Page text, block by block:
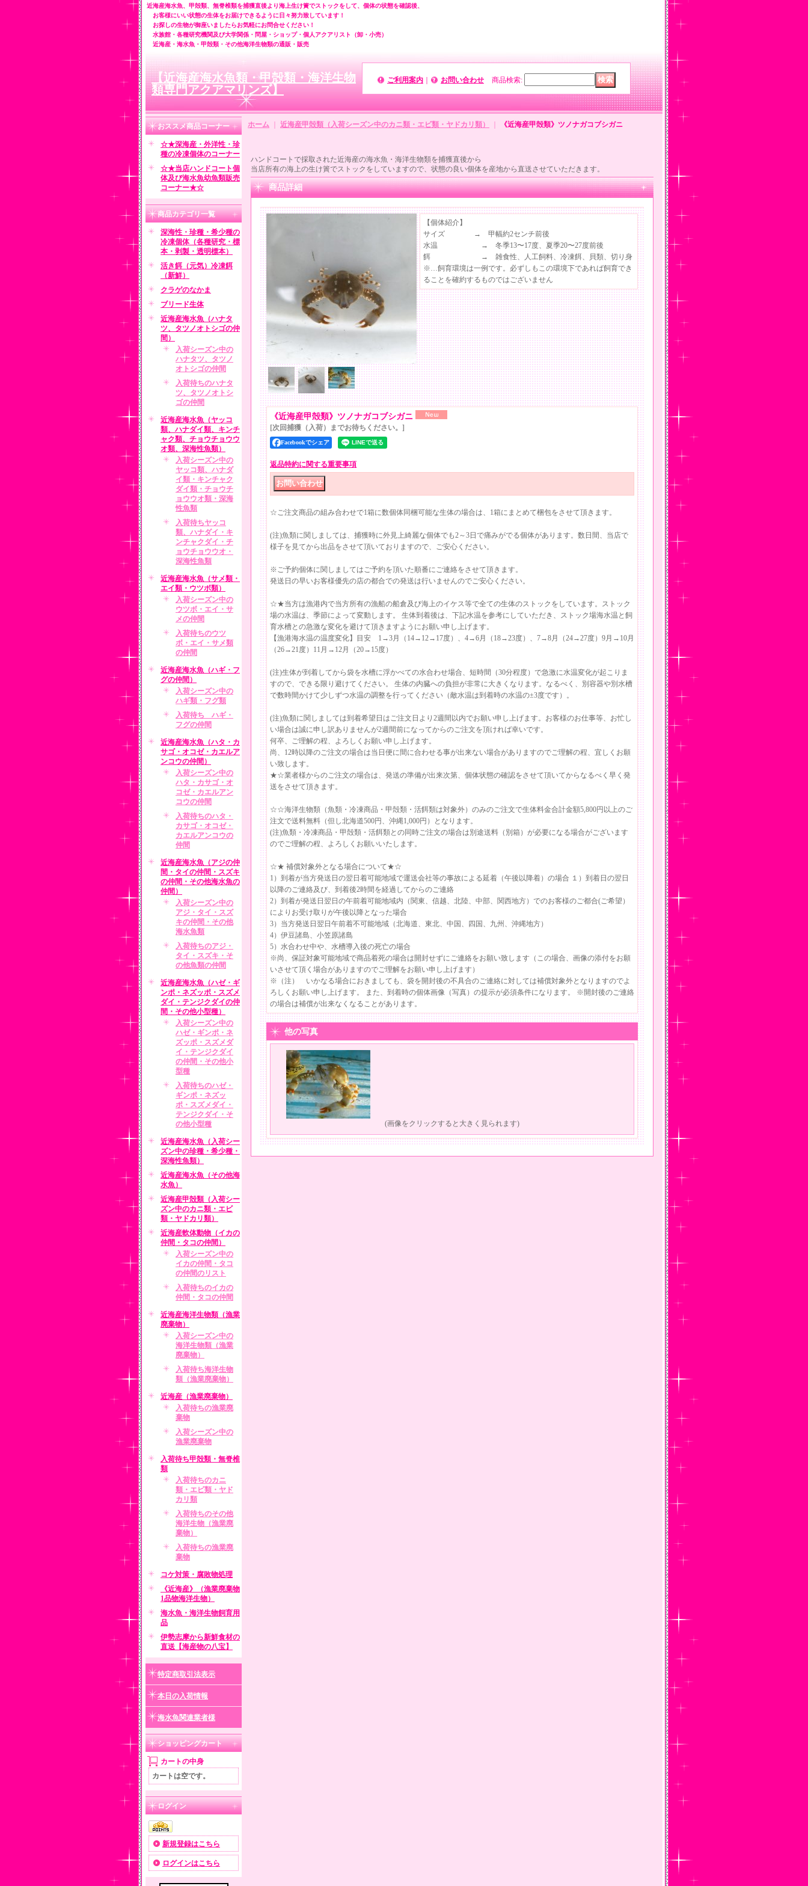
近海産海水魚、甲殻類、無脊椎類を捕獲直後より海上生け簀でストックをして、個体の状態を確認後、
お客様にいい状態の生体をお届けできるように日々努力致しています！
お探しの生物が御座いましたらお気軽にお問合せください！
水族館・各種研究機関及び大学関係・問屋・ショップ・個人アクアリスト（卸・小売）
近海産・海水魚・甲殻類・その他海洋生物類の通販・販売
【近海産海水魚類・甲殻類・海洋生物
類専門アクアマリンズ】
ご利用案内 お問い合わせ 商品検索:
おススメ商品コーナー
☆★深海産・外洋性・珍
種の冷凍個体のコーナー
☆★当店ハンドコート個
体及び海水魚幼魚類販売
コーナー★☆
商品カテゴリ一覧
深海性・珍種・希少種の
冷凍個体（各種研究・標
本・剥製・透明標本）
活き餌（元気）冷凍餌
（新鮮）
クラゲのなかま
ブリード生体
近海産海水魚（ハナタ
ツ、タツノオトシゴの仲
間）
入荷シーズン中の
ハナタツ、タツノ
オトシゴの仲間
入荷待ちのハナタ
ツ、タツノオトシ
ゴの仲間
近海産海水魚（ヤッコ
類、ハナダイ類、キンチ
ャク類、チョウチョウウ
オ類、深海性魚類）
入荷シーズン中の
ヤッコ類、ハナダ
イ類・キンチャク
ダイ類・チョウチ
ョウウオ類・深海
性魚類
入荷待ちヤッコ
類、ハナダイ・キ
ンチャクダイ・チ
ョウチョウウオ・
深海性魚類
近海産海水魚（サメ類・
エイ類・ウツボ類）
入荷シーズン中の
ウツボ・エイ・サ
メの仲間
入荷待ちのウツ
ボ・エイ・サメ類
の仲間
近海産海水魚（ハギ・フ
グの仲間）
入荷シーズン中の
ハギ類・フグ類
入荷待ち ハギ・
フグの仲間
近海産海水魚（ハタ・カ
サゴ・オコゼ・カエルア
ンコウの仲間）
入荷シーズン中の
ハタ・カサゴ・オ
コゼ・カエルアン
コウの仲間
入荷待ちのハタ・
カサゴ・オコゼ・
カエルアンコウの
仲間
近海産海水魚（アジの仲
間・タイの仲間・スズキ
の仲間・その他海水魚の
仲間）
入荷シーズン中の
アジ・タイ・スズ
キの仲間・その他
海水魚類
入荷待ちのアジ・
タイ・スズキ・そ
の他魚類の仲間
近海産海水魚（ハゼ・ギ
ンポ・ネズッポ・スズメ
ダイ・テンジクダイの仲
間・その他小型種）
入荷シーズン中の
ハゼ・ギンポ・ネ
ズッポ・スズメダ
イ・テンジクダイ
の仲間・その他小
型種
入荷待ちのハゼ・
ギンポ・ネズッ
ポ・スズメダイ・
テンジクダイ・そ
の他小型種
近海産海水魚（入荷シー
ズン中の珍種・希少種・
深海性魚類）
近海産海水魚（その他海
水魚）
近海産甲殻類（入荷シー
ズン中のカニ類・エビ
類・ヤドカリ類）
近海産軟体動物（イカの
仲間・タコの仲間）
入荷シーズン中の
イカの仲間・タコ
の仲間のリスト
入荷待ちのイカの
仲間・タコの仲間
近海産海洋生物類（漁業
廃棄物）
入荷シーズン中の
海洋生物類（漁業
廃棄物）
入荷待ち海洋生物
類（漁業廃棄物）
近海産（漁業廃棄物）
入荷待ちの漁業廃
棄物
入荷シーズン中の
漁業廃棄物
入荷待ち甲殻類・無脊椎
類
入荷待ちのカニ
類・エビ類・ヤド
カリ類
入荷待ちのその他
海洋生物（漁業廃
棄物）
入荷待ちの漁業廃
棄物
コケ対策・腐敗物処理
《近海産》（漁業廃棄物
1品物海洋生物）
海水魚・海洋生物飼育用
品
伊勢志摩から新鮮食材の
直送【海産物の八宝】
特定商取引法表示
本日の入荷情報
海水魚関連業者様
ショッピングカート
カートの中身
カートは空です。
ログイン
新規登録はこちら
ログインはこちら
ホーム 近海産甲殻類（入荷シーズン中のカニ類・エビ類・ヤドカリ類） 《近海産甲殻類》ツノナガコブシガニ
ハンドコートで採取された近海産の海水魚・海洋生物類を捕獲直後から
当店所有の海上の生け簀でストックをしていますので、状態の良い個体を産地から直送させていただきます。
商品詳細
【個体紹介】
サイズ → 甲幅約2センチ前後
水温 → 冬季13〜17度、夏季20〜27度前後
餌 → 雑食性、人工飼料、冷凍餌、貝類、切り身
※…飼育環境は一例です。必ずしもこの環境下であれば飼育でき
ることを確約するものではございません
《近海産甲殻類》ツノナガコブシガニ
[次回捕獲（入荷）までお待ちください。]
Facebookでシェア
返品特約に関する重要事項
☆ご注文商品の組み合わせで1箱に数個体同梱可能な生体の場合は、1箱にまとめて梱包をさせて頂きます。
(注)魚類に関しましては、捕獲時に外見上綺麗な個体でも2～3日で痛みがでる個体があります。数日間、当店で
様子を見てから出品をさせて頂いておりますので、ご安心ください。
※ご予約個体に関しましてはご予約を頂いた順番にご連絡をさせて頂きます。
発送日の早いお客様優先の店の都合での発送は行いませんのでご安心ください。
☆★当方は漁港内で当方所有の漁船の船倉及び海上のイケス等で全ての生体のストックをしています。ストック
場の水温は、季節によって変動します。 生体到着後は、下記水温を参考にしていただき、ストック場海水温と飼
育水槽との急激な変化を避けて頂きますようにお願い申し上げます。
【漁港海水温の温度変化】目安 1→3月（14→12→17度）、4→6月（18→23度）、7→8月（24→27度）9月→10月
（26→21度）11月→12月（20→15度）
(注)生体が到着してから袋を水槽に浮かべての水合わせ場合、短時間（30分程度）で急激に水温変化が起こりま
すので、できる限り避けてください。 生体の内臓への負担が非常に大きくなります。なるべく、別容器や別水槽
で数時間かけて少しずつ水温の調整を行ってください（敵水温は到着時の水温の±3度です）。
(注)魚類に関しましては到着希望日はご注文日より2週間以内でお願い申し上げます。お客様のお仕事等、お忙し
い場合は誠に申し訳ありませんが2週間前になってからのご注文を頂ければ幸いです。
何卒、ご理解の程、よろしくお願い申し上げます。
尚、12時以降のご注文の場合は当日便に間に合わせる事が出来ない場合がありますのでご理解の程、宜しくお願
い致します。
★☆業者様からのご注文の場合は、発送の準備が出来次第、個体状態の確認をさせて頂いてからなるべく早く発
送をさせて頂きます。
☆☆海洋生物類（魚類・冷凍商品・甲殻類・活餌類は対象外）のみのご注文で生体料金合計金額5,800円以上のご
注文で送料無料（但し北海道500円、沖縄1,000円）となります。
(注)魚類・冷凍商品・甲殻類・活餌類との同時ご注文の場合は別途送料（別箱）が必要になる場合がございます
のでご理解の程、よろしくお願いいたします。
☆★ 補償対象外となる場合について★☆
1）到着が当方発送日の翌日着可能地域で運送会社等の事故による延着（午後以降着）の場合 １）到着日の翌日
以降のご連絡及び、到着後2時間を経過してからのご連絡
2）到着が発送日翌日の午前着可能地域内（関東、信越、北陸、中部、関西地方）でのお客様のご都合(ご希望）
によりお受け取りが午後以降となった場合
3）当方発送日翌日午前着不可能地域（北海道、東北、中国、四国、九州、沖縄地方）
4）伊豆諸島、小笠原諸島
5）水合わせ中や、水槽導入後の死亡の場合
※尚、保証対象可能地域で商品着死の場合は開封せずにご連絡をお願い致します（この場合、画像の添付をお願
いさせて頂く場合がありますのでご理解をお願い申し上げます）
※（注） いかなる場合におきましても、袋を開封後の不具合のご連絡に対しては補償対象外となりますのでよ
ろしくお願い申し上げます。 また、到着時の個体画像（写真）の提示が必須条件になります。 ※開封後のご連絡
の場合は補償が出来なくなることがあります。
他の写真
(画像をクリックすると大きく見られます)